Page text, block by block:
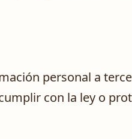
personal a
con la ley o